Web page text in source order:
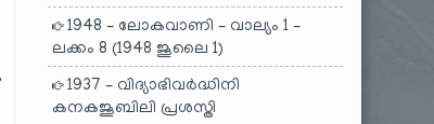
1948 – ലോകവാണി – വാല്യം 1 –
ലക്കം 8 (1948 ജൂലൈ 1)
1937 – വിദ്യാഭിവർദ്ധിനി
കനകജൂബിലി പ്രശസ്തി